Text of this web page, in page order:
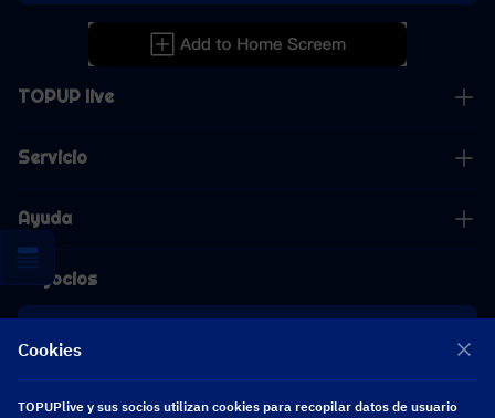
TOPUP live
Servicio
Ayuda
Negocios
[email protected]
Cookies
TOPUPlive y sus socios utilizan cookies para recopilar datos de usuario